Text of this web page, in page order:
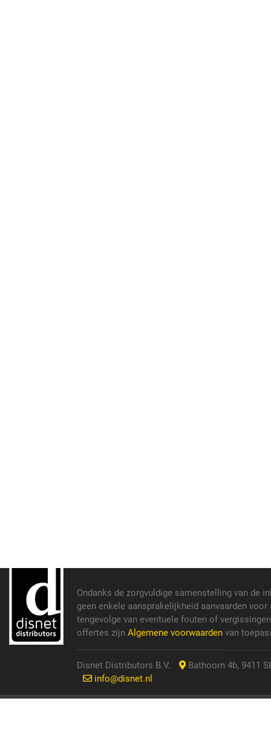
Ondanks de zorgvuldige samenstelling van de
geen enkele aansprakelijkheid aanvaarden
tengevolge van eventuele fouten of
offertes zijn Algemene voorwaarden van
Disnet Distributors B.V.
Bathoorn 4b, 9411
info@disnet.nl